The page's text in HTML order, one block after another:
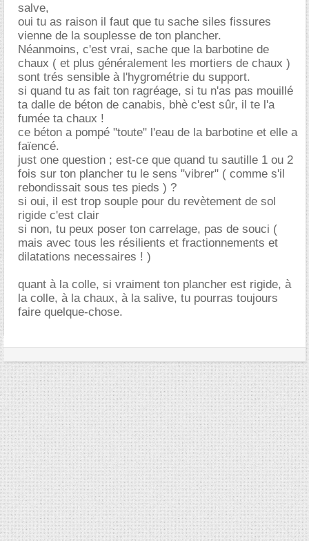
salve,
oui tu as raison il faut que tu sache siles fissures
vienne de la souplesse de ton plancher.
Néanmoins, c'est vrai, sache que la barbotine de
chaux ( et plus généralement les mortiers de chaux )
sont trés sensible à l'hygrométrie du support.
si quand tu as fait ton ragréage, si tu n'as pas mouillé
ta dalle de béton de canabis, bhè c'est sûr, il te l'a
fumée ta chaux !
ce béton a pompé "toute" l'eau de la barbotine et elle a
faïencé.
just one question ; est-ce que quand tu sautille 1 ou 2
fois sur ton plancher tu le sens "vibrer" ( comme s'il
rebondissait sous tes pieds ) ?
si oui, il est trop souple pour du revètement de sol
rigide c'est clair
si non, tu peux poser ton carrelage, pas de souci (
mais avec tous les résilients et fractionnements et
dilatations necessaires ! )
quant à la colle, si vraiment ton plancher est rigide, à
la colle, à la chaux, à la salive, tu pourras toujours
faire quelque-chose.